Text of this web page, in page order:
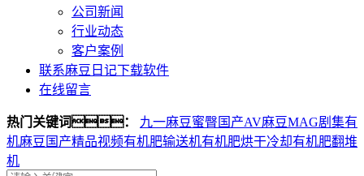
公司新闻
行业动态
客户案例
联系麻豆日记下载软件
在线留言
热门关键词： 九一麻豆蜜臀国产AV麻豆MAG剧集有
机麻豆国产精品视频有机肥输送机有机肥烘干冷却有机肥翻堆
机